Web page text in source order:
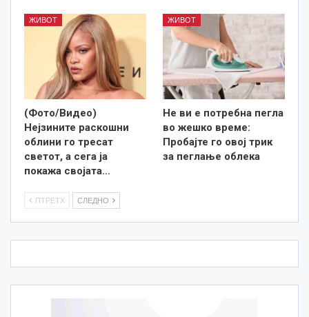
ЖИВОТ
(Фото/Видео)
Нејзините раскошни
облини го тресат
светот, а сега ја
покажа својата…
ЖИВОТ
Не ви е потребна пегла
во жешко време:
Пробајте го овој трик
за пеглање облека
ПТРЕТХ СЛЕДНО